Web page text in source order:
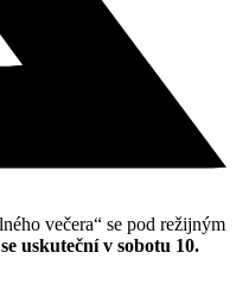
večera“ se pod režijným
uskuteční v sobotu 10.